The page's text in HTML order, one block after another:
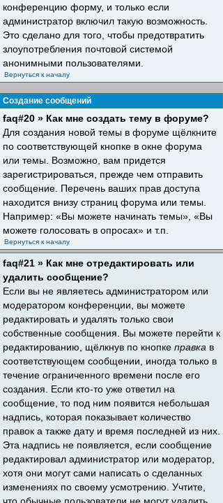
конференцию форму, и только если
администратор включил такую возможность.
Это сделано для того, чтобы предотвратить
злоупотребления почтовой системой
анонимными пользователями.
Вернуться к началу
Создание сообщений
faq#20 » Как мне создать тему в форуме?
Для создания новой темы в форуме щёлкните
по соответствующей кнопке в окне форума
или темы. Возможно, вам придется
зарегистрироваться, прежде чем отправить
сообщение. Перечень ваших прав доступа
находится внизу страниц форума или темы.
Например: «Вы можете начинать темы», «Вы
можете голосовать в опросах» и т.п.
Вернуться к началу
faq#21 » Как мне отредактировать или
удалить сообщение?
Если вы не являетесь администратором или
модератором конференции, вы можете
редактировать и удалять только свои
собственные сообщения. Вы можете перейти к
редактированию, щёлкнув по кнопке правка в
соответствующем сообщении, иногда только в
течение ограниченного времени после его
создания. Если кто-то уже ответил на
сообщение, то под ним появится небольшая
надпись, которая показывает количество
правок а также дату и время последней из них.
Эта надпись не появляется, если сообщение
редактировал администратор или модератор,
хотя они могут сами написать о сделанных
изменениях по своему усмотрению. Учтите,